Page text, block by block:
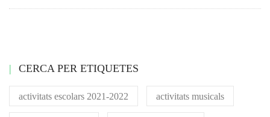
CERCA PER ETIQUETES
activitats escolars 2021-2022 activitats musicals